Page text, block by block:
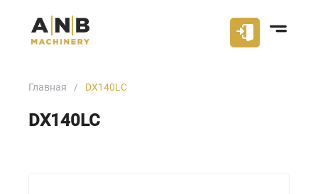
Главная DX140LC
DX140LC